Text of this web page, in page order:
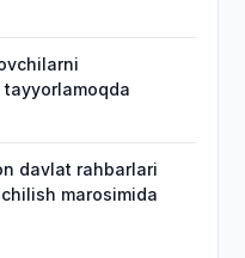
davlat rahbarlari
marosimida